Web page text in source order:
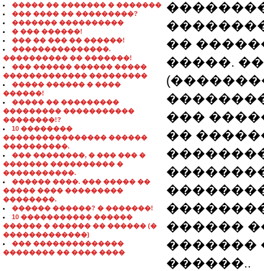
����� �� ������� � �������
��� ���� �� ���������?
������� ����������
� ��� ������!
��� �� ��� �� ������!
���������������.
���������� �� �������!
��� ������ ������ �����
������������� ���������
����� ������ � ����
������!
����� �� ���������
��������� �����������
��������!?
10 ��������
���������������� ������
����������.
��� ��������, � ��� ��� �
������� ���������� �
�����������.
������ ����. ��� ����� ��
����� ���� ���������
��������.
������ ������? � �������!
10 ����������� ������
������ � ������ �� ������ (�
�������������)
��� ��������������
�������� �� ���� ����
��
�����.
���
��
������ �� �-
�������
������..